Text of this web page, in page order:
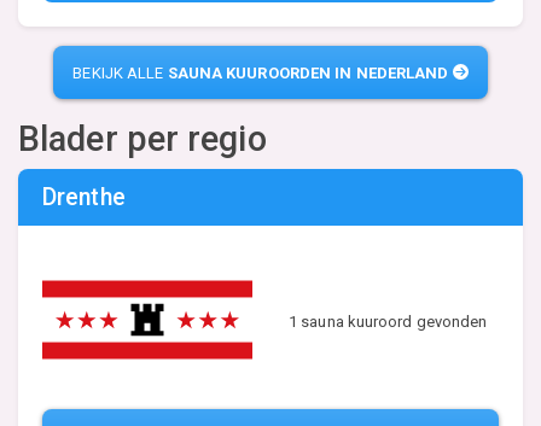
BEKIJK ALLE SAUNA KUUROORDEN IN NEDERLAND
Blader per regio
Drenthe
1 sauna kuuroord gevonden